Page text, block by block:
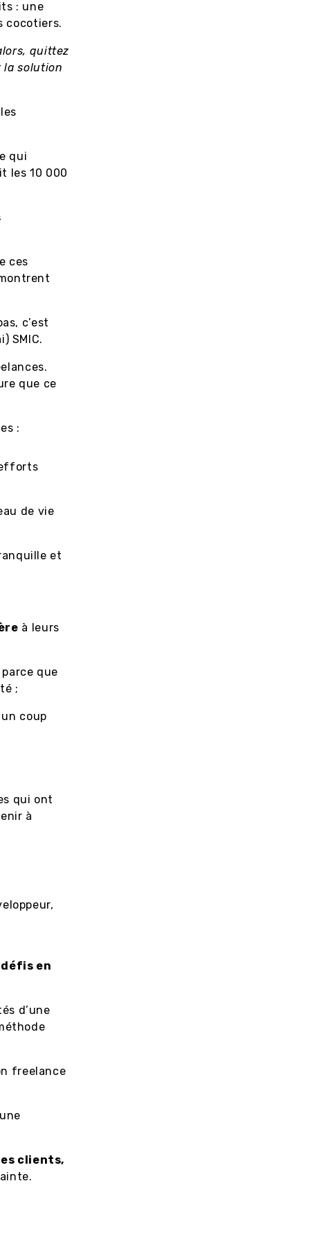
: une
cocotiers.
quittez
la solution
qui
les 10 000
ces
c’est
SMIC.
que ce
:
de vie
et
à leurs
que
;
coup
qui ont
à
en
d’une
freelance
clients,